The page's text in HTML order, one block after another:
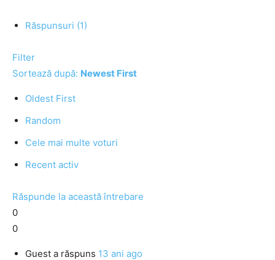
Răspunsuri (1)
Filter
Sortează după: Newest First
Oldest First
Random
Cele mai multe voturi
Recent activ
Răspunde la această întrebare
0
0
Guest a răspuns 13 ani ago